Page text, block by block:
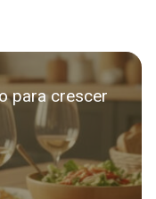
para crescer